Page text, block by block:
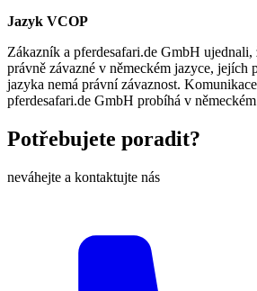
Jazyk VCOP
Zákazník a pferdesafari.de GmbH
právně závazné v německém jazyce, jejích
jazyka nemá právní závaznost.
pferdesafari.de GmbH probíhá v
Potřebujete poradit?
neváhejte a kontaktujte nás